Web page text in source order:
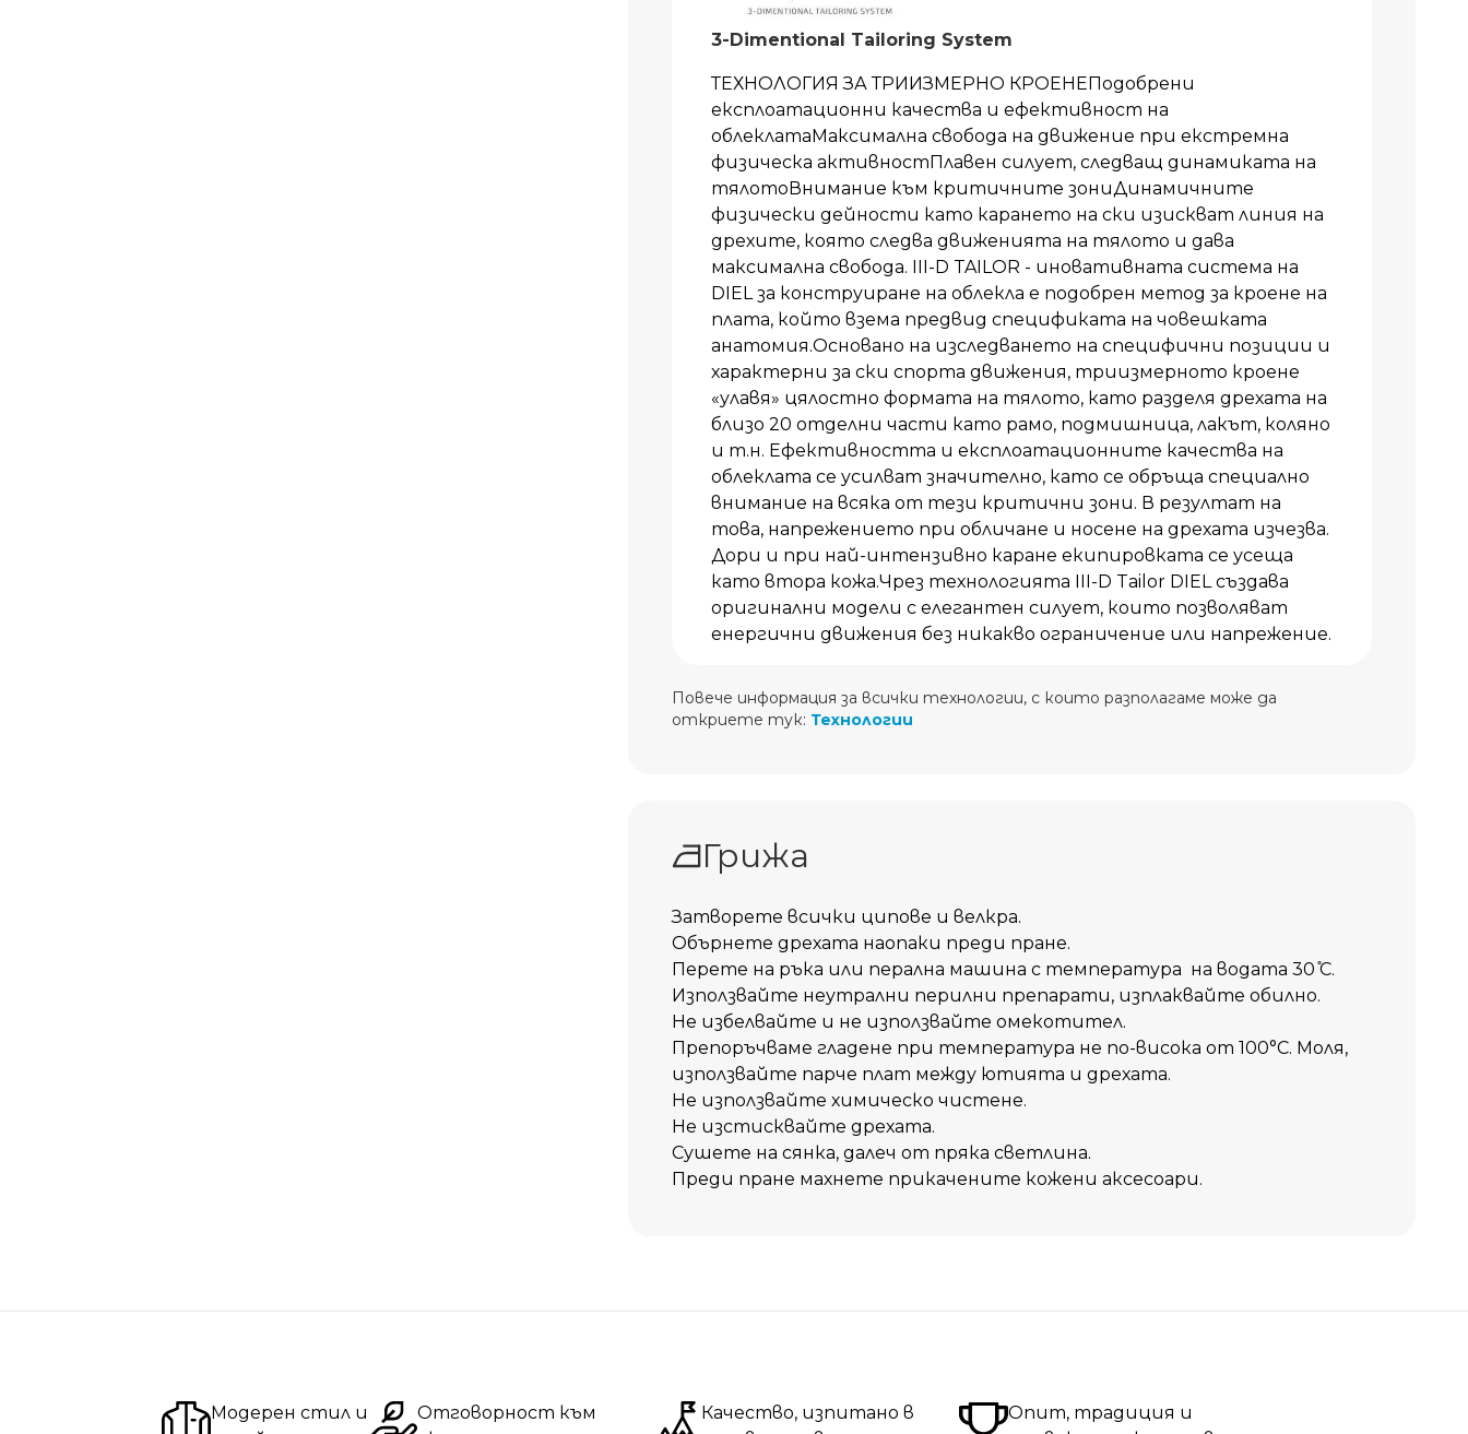
3-Dimentional Tailoring System
ТЕХНОЛОГИЯ ЗА ТРИИЗМЕРНО КРОЕНЕПодобрени
експлоатационни качества и ефективност на
облеклатаМаксимална свобода на движение при екстремна
физическа активностПлавен силует, следващ динамиката на
тялотоВнимание към критичните зониДинамичните
физически дейности като карането на ски изискват линия на
дрехите, която следва движенията на тялото и дава
максимална свобода. III-D TAILOR - иновативната система на
DIEL за конструиране на облекла е подобрен метод за кроене на
плата, който взема предвид спецификата на човешката
анатомия.Основано на изследването на специфични позиции и
характерни за ски спорта движения, триизмерното кроене
«улавя» цялостно формата на тялото, като разделя дрехата на
близо 20 отделни части като рамо, подмишница, лакът, коляно
и т.н. Ефективността и експлоатационните качества на
облеклата се усилват значително, като се обръща специално
внимание на всяка от тези критични зони. В резултат на
това, напрежението при обличане и носене на дрехата изчезва.
Дори и при най-интензивно каране екипировката се усеща
като втора кожа.Чрез технологията III-D Tailor DIEL създава
оригинални модели с елегантен силует, които позволяват
енергични движения без никакво ограничение или напрежение.
Повече информация за всички технологии, с които разполагаме може да
откриете тук: Технологии
Грижа
Затворете всички ципове и велкра.
Обърнете дрехата наопаки преди пране.
Перете на ръка или перална машина с температура на водата 30 ̊С.
Използвайте неутрални перилни препарати, изплаквайте обилно.
Не избелвайте и не използвайте омекотител.
Препоръчваме гладене при температура не по-висока от 100°C. Моля,
използвайте парче плат между ютията и дрехата.
Не използвайте химическо чистене.
Не изстисквайте дрехата.
Сушете на сянка, далеч от пряка светлина.
Преди пране махнете прикачените кожени аксесоари.
Модерен стил и
Отговорност към
Качество, изпитано в
Опит, традиция и